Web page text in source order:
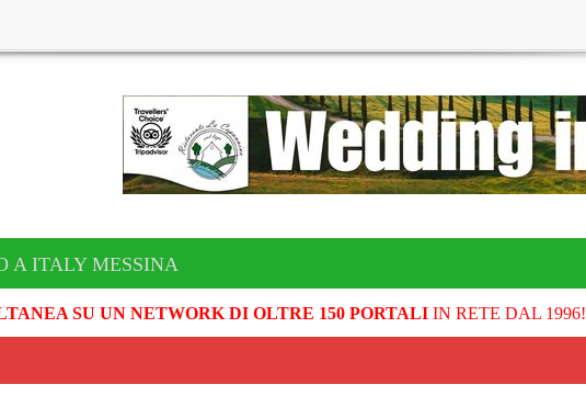
A ITALY MESSINA
SU UN NETWORK DI OLTRE 150 PORTALIIN RETE DAL 1996!